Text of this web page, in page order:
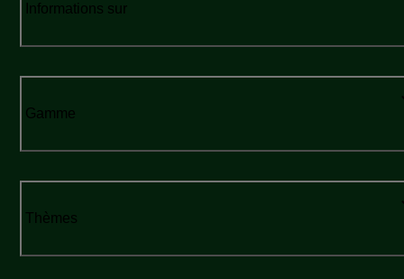
Informations sur
Gamme
Thèmes